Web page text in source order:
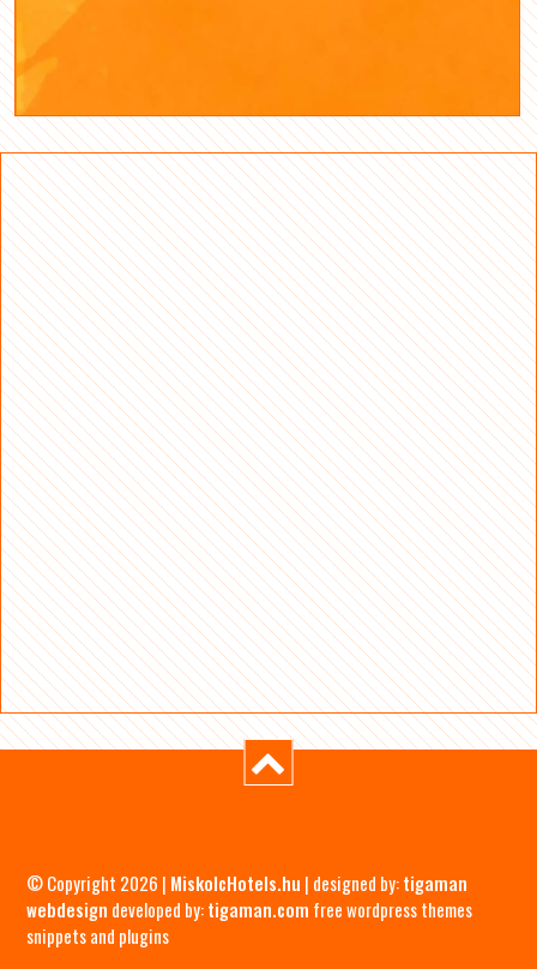
© Copyright 2026 | MiskolcHotels.hu | designed by:tigaman
webdesign developed by:tigaman.com free wordpress themes
snippets and plugins